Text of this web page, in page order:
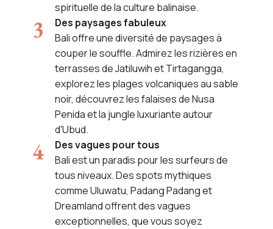
spirituelle de la culture balinaise.
Des paysages fabuleux
Bali offre une diversité de paysages à
couper le souffle. Admirez les rizières en
terrasses de Jatiluwih et Tirtagangga,
explorez les plages volcaniques au sable
noir, découvrez les falaises de Nusa
Penida et la jungle luxuriante autour
d'Ubud.
Des vagues pour tous
Bali est un paradis pour les surfeurs de
tous niveaux. Des spots mythiques
comme Uluwatu, Padang Padang et
Dreamland offrent des vagues
exceptionnelles, que vous soyez